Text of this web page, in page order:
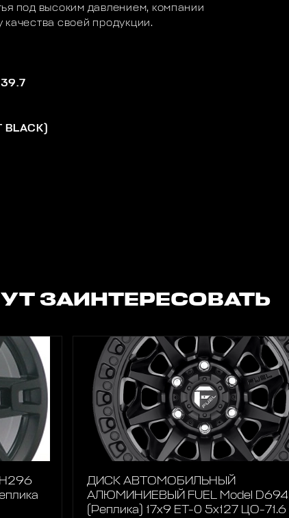
под высоким давлением, компании
своей продукции.
ЗАИНТЕРЕСОВАТЬ
ДИСК АВТОМОБИЛЬНЫЙ
АЛЮМИНИЕВЫЙ FUEL Model D694
(Реплика) 17х9 ET-0 5x127 ЦО-71.6